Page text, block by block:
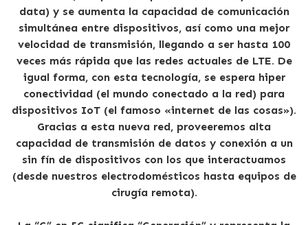
data) y se aumenta la capacidad de comunicación
simultánea entre dispositivos, así como una mejor
velocidad de transmisión, llegando a ser hasta 100
veces más rápida que las redes actuales de LTE. De
igual forma, con esta tecnología, se espera hiper
conectividad (el mundo conectado a la red) para
dispositivos IoT (el famoso «internet de las cosas»).
Gracias a esta nueva red, proveeremos alta
capacidad de transmisión de datos y conexión a un
sin fín de dispositivos con los que interactuamos
(desde nuestros electrodomésticos hasta equipos de
cirugía remota).